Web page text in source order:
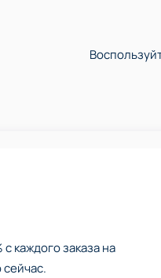
каждого заказа на